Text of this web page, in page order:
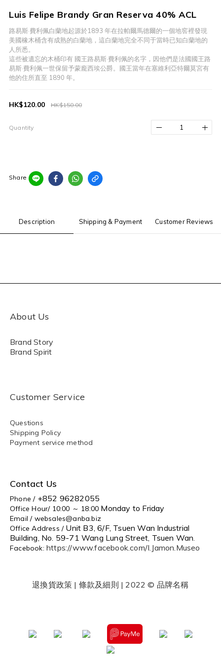
Luis Felipe Brandy Gran Reserva 40% ACL
路易斯·費利佩白蘭地起源於1893 年在拉帕爾馬德爾的一個地窖裡發現
美國橡木桶含有成熟的白蘭地，這白蘭地完全不同于當時已知白蘭地的
人所悉。
這些被遺忘的木桶印有 國王路易斯·費利佩的名字，因他們是法國國王路
易斯·費利佩一世保留予蒙龐西埃公爵。國王當年在塞維利亞特爾莫宮有
他的住所直至 1890 年。
HK$150.00
HK$120.00
Quantity
Share
Description Shipping & Payment Customer Reviews
About Us
Brand Story
Brand Spirit
Customer Service
Questions
Shipping Policy
Payment service method
Contact Us
Phone / +852 96282055
Office Hour/ 10:00 ～ 18:00 Monday to Friday
Email / websales@anba.biz
Office Address / Unit B3, 6/F, Tsuen Wan Industrial
Building, No. 59-71 Wang Lung Street, Tsuen Wan.
Facebook: https://www.facebook.com/I.Jamon.Museo
退換貨政策 | 條款及細則 | 2022 © 品牌名稱